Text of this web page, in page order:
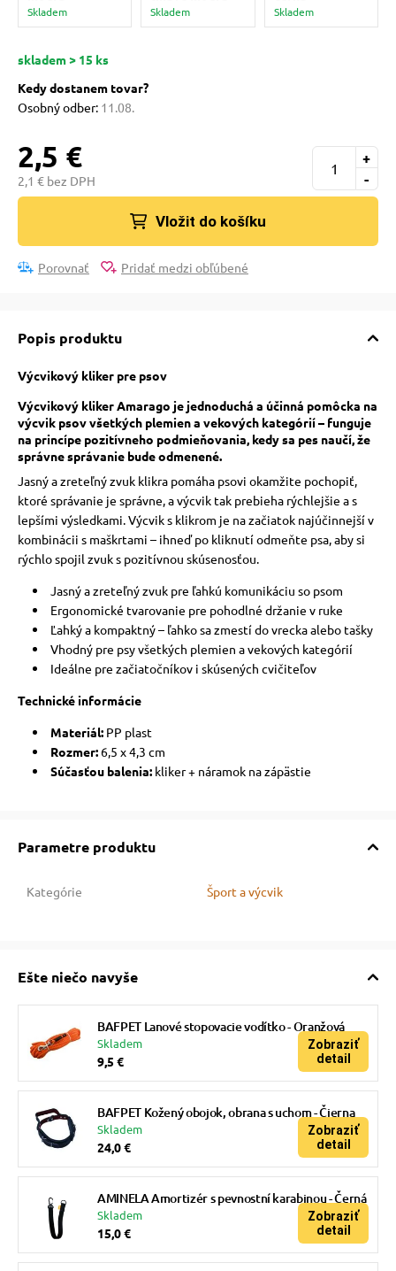
mačky
mačky
poukazy
Skladem Skladem Skladem
skladem > 15 ks
Kedy dostanem tovar?
Osobný odber: 11.08.
2,5 €
2,1 € bez DPH -
+
Vložit do košíku
Porovnať Pridať medzi obľúbené
Popis produktu
Výcvikový kliker pre psov
Výcvikový kliker Amarago je jednoduchá a účinná pomôcka na
výcvik psov všetkých plemien a vekových kategórií – funguje
na princípe pozitívneho podmieňovania, kedy sa pes naučí, že
správne správanie bude odmenené.
Jasný a zreteľný zvuk klikra pomáha psovi okamžite pochopiť,
ktoré správanie je správne, a výcvik tak prebieha rýchlejšie a s
lepšími výsledkami. Výcvik s klikrom je na začiatok najúčinnejší v
kombinácii s maškrtami – ihneď po kliknutí odmeňte psa, aby si
rýchlo spojil zvuk s pozitívnou skúsenosťou.
Jasný a zreteľný zvuk pre ľahkú komunikáciu so psom
Ergonomické tvarovanie pre pohodlné držanie v ruke
Ľahký a kompaktný – ľahko sa zmestí do vrecka alebo tašky
Vhodný pre psy všetkých plemien a vekových kategórií
Ideálne pre začiatočníkov i skúsených cvičiteľov
Technické informácie
Materiál: PP plast
Rozmer: 6,5 x 4,3 cm
Súčasťou balenia: kliker + náramok na zápästie
Parametre produktu
Kategórie Šport a výcvik
Ešte niečo navyše
BAFPET Lanové stopovacie vodítko - Oranžová
Skladem
9,5 €
Zobraziť
detail
BAFPET Kožený obojok, obrana s uchom - Čierna
Skladem
24,0 €
Zobraziť
detail
AMINELA Amortizér s pevnostní karabinou - Černá
Skladem
15,0 €
Zobraziť
detail